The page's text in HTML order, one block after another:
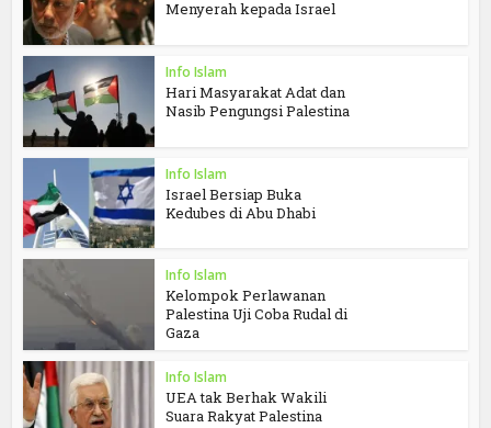
Menyerah kepada Israel
Info Islam
Hari Masyarakat Adat dan
Nasib Pengungsi Palestina
Info Islam
Israel Bersiap Buka
Kedubes di Abu Dhabi
Info Islam
Kelompok Perlawanan
Palestina Uji Coba Rudal di
Gaza
Info Islam
UEA tak Berhak Wakili
Suara Rakyat Palestina